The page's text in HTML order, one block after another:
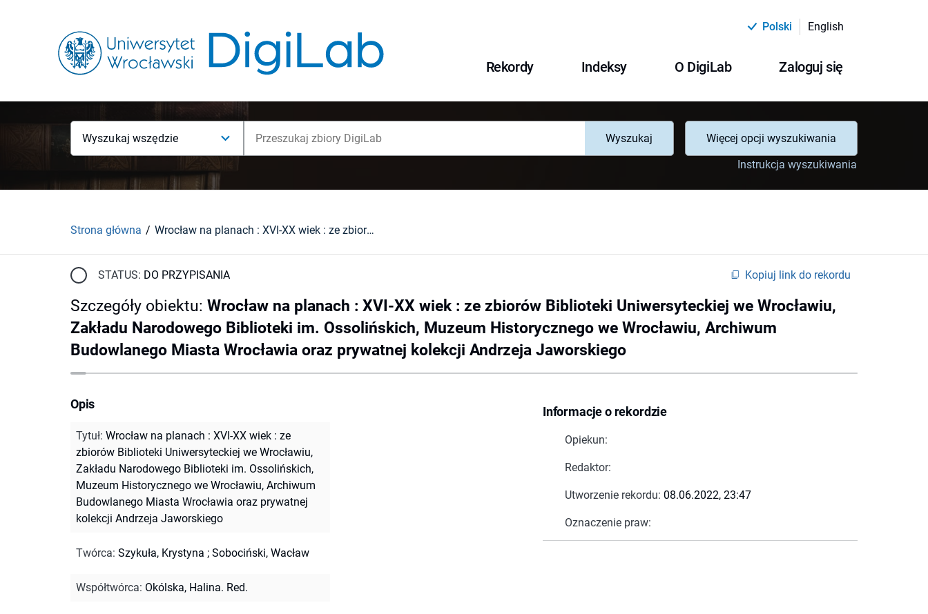
Polski English
Rekordy Indeksy O DigiLab Zaloguj się
Wyszukaj wszędzie Wyszukaj
Więcej opcji wyszukiwania
Instrukcja wyszukiwania
Strona główna Wrocław na planach : XVI-XX wiek : ze zbiorów Biblioteki Uniwersyteckiej we Wrocławiu, Zakładu Narodowego Biblioteki im. Ossolińskich, Muzeum Historycznego we Wrocławiu, Archiwum Budowlanego Miasta Wrocławia oraz prywatnej kolekcji Andrzeja Jaworskiego
STATUS: DO PRZYPISANIA Kopiuj link do rekordu
Szczegóły obiektu: Wrocław na planach : XVI-XX wiek : ze zbiorów Biblioteki Uniwersyteckiej we Wrocławiu,
Zakładu Narodowego Biblioteki im. Ossolińskich, Muzeum Historycznego we Wrocławiu, Archiwum
Budowlanego Miasta Wrocławia oraz prywatnej kolekcji Andrzeja Jaworskiego
Informacje o rekordzie
Opiekun:
Redaktor:
Utworzenie rekordu: 08.06.2022, 23:47
Oznaczenie praw:
Opis
Tytuł: Wrocław na planach : XVI-XX wiek : ze
zbiorów Biblioteki Uniwersyteckiej we Wrocławiu,
Zakładu Narodowego Biblioteki im. Ossolińskich,
Muzeum Historycznego we Wrocławiu, Archiwum
Budowlanego Miasta Wrocławia oraz prywatnej
kolekcji Andrzeja Jaworskiego
Twórca: Szykuła, Krystyna ; Sobociński, Wacław
Współtwórca: Okólska, Halina. Red.